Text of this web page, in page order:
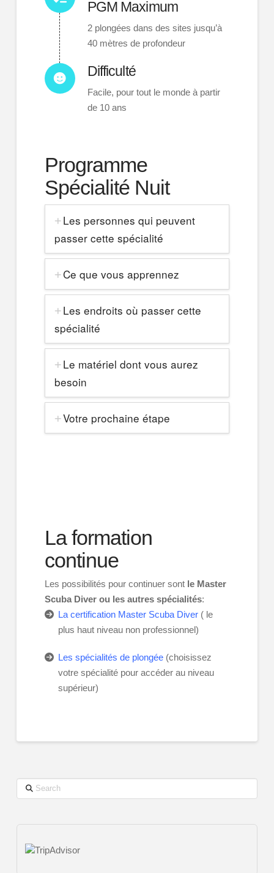
PGM Maximum
2 plongées dans des sites jusqu’à
40 mètres de profondeur
Difficulté
Facile, pour tout le monde à partir
de 10 ans
Programme
Spécialité Nuit
Les personnes qui peuvent
passer cette spécialité
Ce que vous apprennez
Les endroits où passer cette
spécialité
Le matériel dont vous aurez
besoin
Votre prochaine étape
La formation
continue
Les possibilités pour continuer sont le Master
Scuba Diver ou les autres spécialités:
La certification Master Scuba Diver ( le
plus haut niveau non professionnel)
Les spécialités de plongée (choisissez
votre spécialité pour accéder au niveau
supérieur)
Search